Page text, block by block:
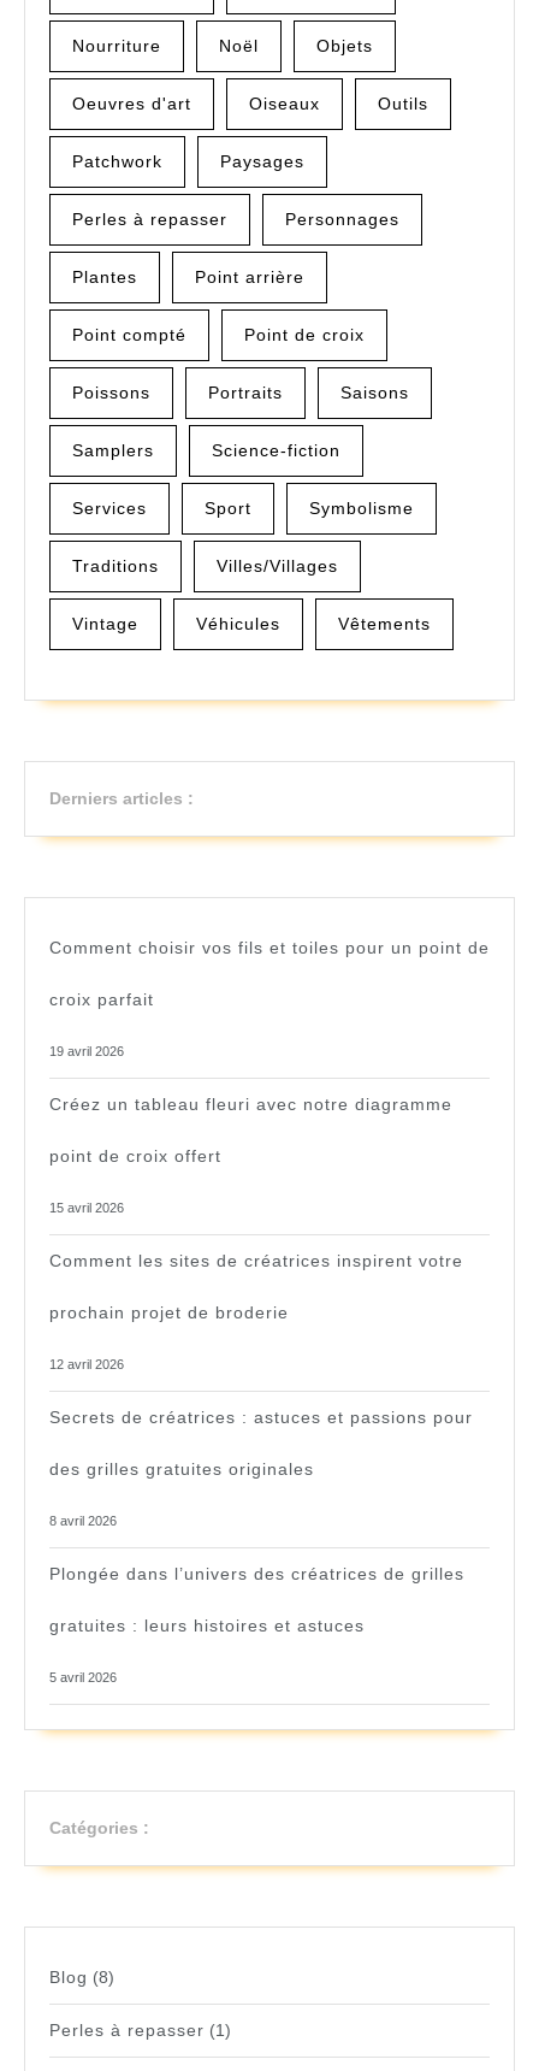
Nourriture Noël Objets
Oeuvres d'art Oiseaux Outils
Patchwork Paysages
Perles à repasser Personnages
Plantes Point arrière
Point compté Point de croix
Poissons Portraits Saisons
Samplers Science-fiction
Services Sport Symbolisme
Traditions Villes/Villages
Vintage Véhicules Vêtements
Derniers articles :
Comment choisir vos fils et toiles pour un point de
croix parfait
19 avril 2026
Créez un tableau fleuri avec notre diagramme
point de croix offert
15 avril 2026
Comment les sites de créatrices inspirent votre
prochain projet de broderie
12 avril 2026
Secrets de créatrices : astuces et passions pour
des grilles gratuites originales
8 avril 2026
Plongée dans l’univers des créatrices de grilles
gratuites : leurs histoires et astuces
5 avril 2026
Catégories :
Blog (8)
Perles à repasser (1)